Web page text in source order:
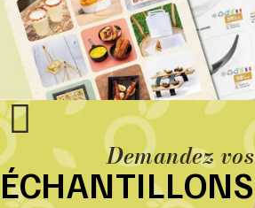
Demandez vos
ÉCHANTILLONS